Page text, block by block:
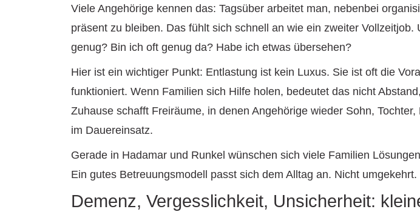
Viele Angehörige kennen das: Tagsüber arbeitet man, nebenbei
präsent zu bleiben. Das fühlt sich schnell an wie ein zweiter
genug? Bin ich oft genug da? Habe ich etwas übersehen?
Hier ist ein wichtiger Punkt: Entlastung ist kein Luxus. Sie ist oft die
funktioniert. Wenn Familien sich Hilfe holen, bedeutet das nicht
Zuhause schafft Freiräume, in denen Angehörige wieder Sohn,
im Dauereinsatz.
Gerade in Hadamar und Runkel wünschen sich viele Familien
Ein gutes Betreuungsmodell passt sich dem Alltag an. Nicht umgekehrt.
Demenz, Vergesslichkeit, Unsicherheit: